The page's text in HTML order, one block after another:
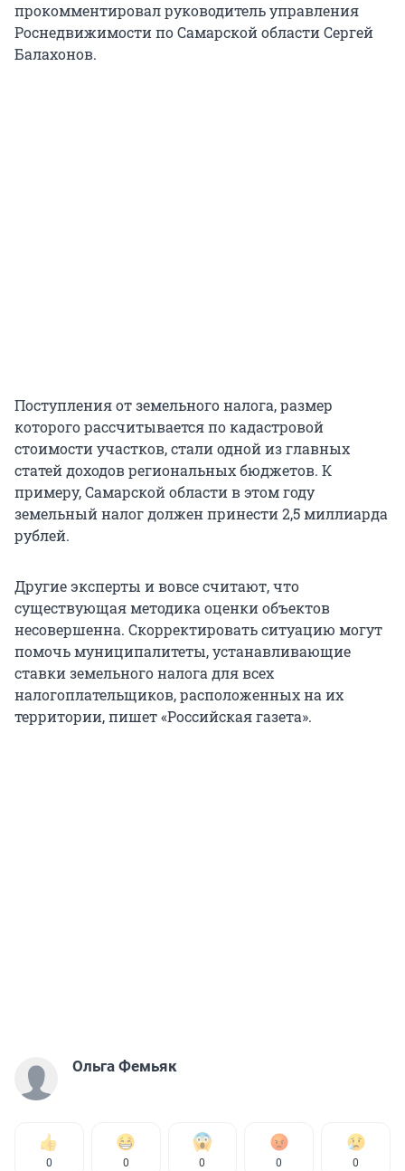
прокомментировал руководитель управления
Роснедвижимости по Самарской области Сергей
Балахонов.
Поступления от земельного налога, размер
которого рассчитывается по кадастровой
стоимости участков, стали одной из главных
статей доходов региональных бюджетов. К
примеру, Самарской области в этом году
земельный налог должен принести 2,5 миллиарда
рублей.
Другие эксперты и вовсе считают, что
существующая методика оценки объектов
несовершенна. Скорректировать ситуацию могут
помочь муниципалитеты, устанавливающие
ставки земельного налога для всех
налогоплательщиков, расположенных на их
территории, пишет «Российская газета».
Ольга Фемьяк
0 0 0 0 0